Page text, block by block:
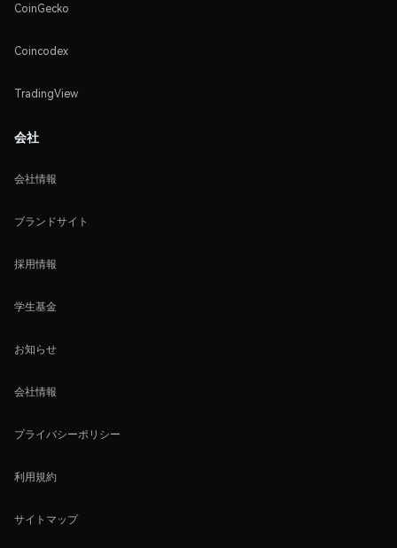
CoinGecko
Coincodex
TradingView
会社
会社情報
ブランドサイト
採用情報
学生基金
お知らせ
会社情報
プライバシーポリシー
利用規約
サイトマップ